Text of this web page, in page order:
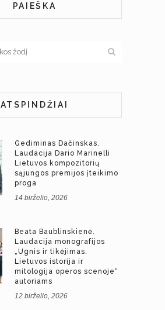
PAIEŠKA
ATSPINDŽIAI
Gediminas Dačinskas.
Laudacija Dario Marinelli
Lietuvos kompozitorių
sąjungos premijos įteikimo
proga
14 birželio, 2026
Beata Baublinskienė.
Laudacija monografijos
„Ugnis ir tikėjimas.
Lietuvos istorija ir
mitologija operos scenoje“
autoriams
12 birželio, 2026